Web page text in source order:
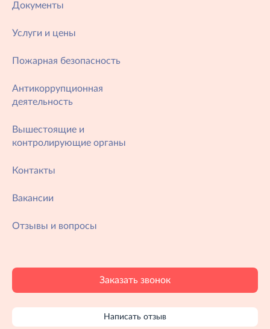
Документы
Услуги и цены
Пожарная безопасность
Антикоррупционная
деятельность
Вышестоящие и
контролирующие органы
Контакты
Вакансии
Отзывы и вопросы
Заказать звонок
Написать отзыв